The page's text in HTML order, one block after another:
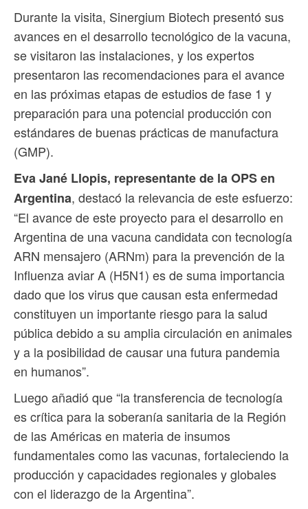
Durante la visita, Sinergium Biotech presentó sus
avances en el desarrollo tecnológico de la vacuna,
se visitaron las instalaciones, y los expertos
presentaron las recomendaciones para el avance
en las próximas etapas de estudios de fase 1 y
preparación para una potencial producción con
estándares de buenas prácticas de manufactura
(GMP).
Eva Jané Llopis, representante de la OPS en
Argentina, destacó la relevancia de este esfuerzo:
“El avance de este proyecto para el desarrollo en
Argentina de una vacuna candidata con tecnología
ARN mensajero (ARNm) para la prevención de la
Influenza aviar A (H5N1) es de suma importancia
dado que los virus que causan esta enfermedad
constituyen un importante riesgo para la salud
pública debido a su amplia circulación en animales
y a la posibilidad de causar una futura pandemia
en humanos”.
Luego añadió que “la transferencia de tecnología
es crítica para la soberanía sanitaria de la Región
de las Américas en materia de insumos
fundamentales como las vacunas, fortaleciendo la
producción y capacidades regionales y globales
con el liderazgo de la Argentina”.